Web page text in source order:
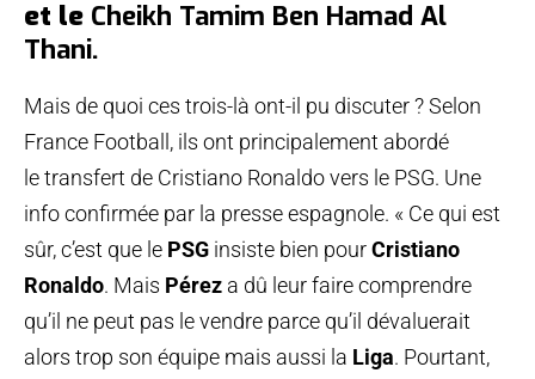
et le Cheikh Tamim Ben Hamad Al
Thani.
Mais de quoi ces trois-là ont-il pu discuter ? Selon
France Football, ils ont principalement abordé
le transfert de Cristiano Ronaldo vers le PSG. Une
info confirmée par la presse espagnole. « Ce qui est
sûr, c’est que le PSG insiste bien pourCristiano
Ronaldo. Mais Pérez a dû leur faire comprendre
qu’il ne peut pas le vendre parce qu’il dévaluerait
alors trop son équipe mais aussi la Liga. Pourtant,